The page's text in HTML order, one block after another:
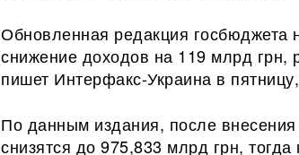
Обновленная редакция госбюджета
снижение доходов на 119 млрд грн,
пишет Интерфакс-Украина в
По данным издания, после
снизятся до 975,833 млрд грн,